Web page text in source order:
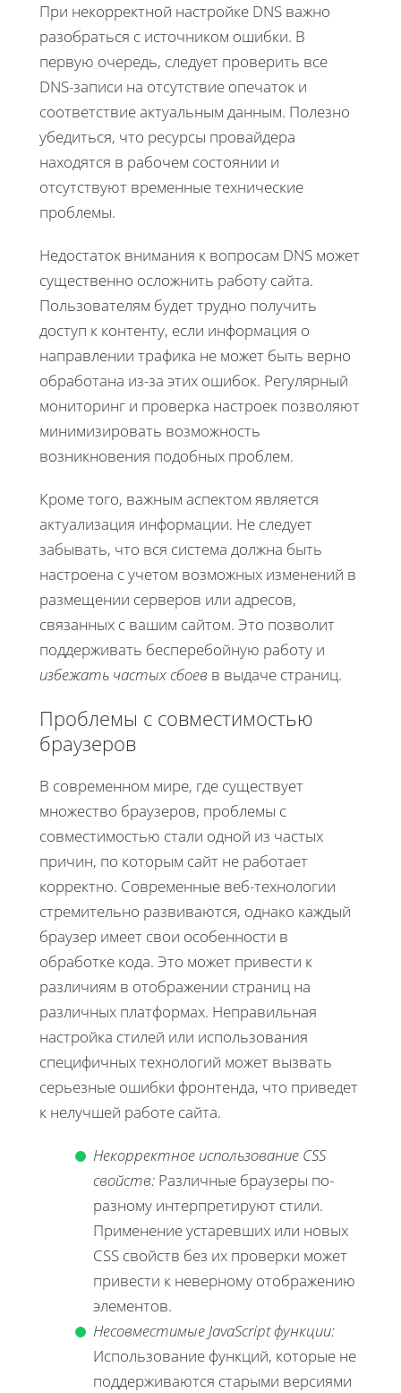
При некорректной настройке DNS важно
разобраться с источником ошибки. В
первую очередь, следует проверить все
DNS-записи на отсутствие опечаток и
соответствие актуальным данным. Полезно
убедиться, что ресурсы провайдера
находятся в рабочем состоянии и
отсутствуют временные технические
проблемы.
Недостаток внимания к вопросам DNS может
существенно осложнить работу сайта.
Пользователям будет трудно получить
доступ к контенту, если информация о
направлении трафика не может быть верно
обработана из-за этих ошибок. Регулярный
мониторинг и проверка настроек позволяют
минимизировать возможность
возникновения подобных проблем.
Кроме того, важным аспектом является
актуализация информации. Не следует
забывать, что вся система должна быть
настроена с учетом возможных изменений в
размещении серверов или адресов,
связанных с вашим сайтом. Это позволит
поддерживать бесперебойную работу и
избежать частых сбоев в выдаче страниц.
Проблемы с совместимостью
браузеров
В современном мире, где существует
множество браузеров, проблемы с
совместимостью стали одной из частых
причин, по которым сайт не работает
корректно. Современные веб-технологии
стремительно развиваются, однако каждый
браузер имеет свои особенности в
обработке кода. Это может привести к
различиям в отображении страниц на
различных платформах. Неправильная
настройка стилей или использования
специфичных технологий может вызвать
серьезные ошибки фронтенда, что приведет
к нелучшей работе сайта.
Некорректное использование CSS
свойств: Различные браузеры по-
разному интерпретируют стили.
Применение устаревших или новых
CSS свойств без их проверки может
привести к неверному отображению
элементов.
Несовместимые JavaScript функции:
Использование функций, которые не
поддерживаются старыми версиями